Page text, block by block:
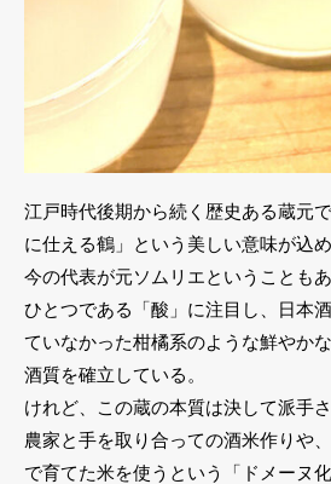
江戸時代後期から続く歴史ある蔵元
に仕える鶴」という美しい意味が込め
今の代表が元ソムリエということも
ひとつである「酸」に注目し、日本
ていなかった柑橘系のような鮮やか
酒質を確立している。
けれど、この蔵の本質は決して派手
農家と手を取り合っての酒米作りや
で育てた米を使うという「ドメーヌ